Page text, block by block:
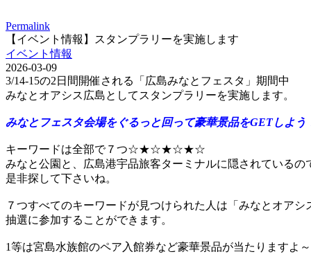
Permalink
【イベント情報】スタンプラリーを実施します
イベント情報
2026-03-09
3/14-15の2日間開催される「広島みなとフェスタ」期間中
みなとオアシス広島としてスタンプラリーを実施します。
みなとフェスタ会場をぐるっと回って豪華景品をGETしよう
キーワードは全部で７つ☆★☆★☆★☆
みなと公園と、広島港宇品旅客ターミナルに隠されているの
是非探して下さいね。
７つすべてのキーワードが見つけられた人は「みなとオアシ
抽選に参加することができます。
1等は宮島水族館のペア入館券など豪華景品が当たりますよ